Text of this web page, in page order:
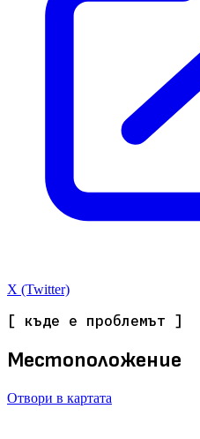
X (Twitter)
[ къде е проблемът ]
Местоположение
Отвори в картата